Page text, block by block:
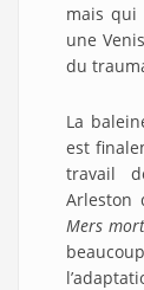
mais qui
une
du
La
est
travail
Arleston
Mers